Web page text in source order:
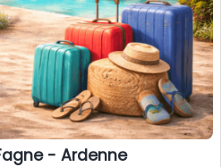
- Ardenne